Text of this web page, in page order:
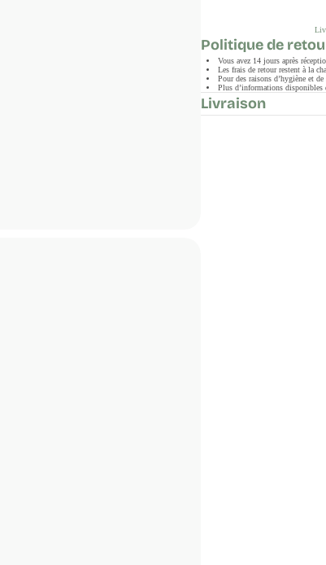
Politique de
Vous avez 14 jours après
Les frais de retour restent à la
Pour des raisons d’hygiène et
Plus d’informations disponibles
Livraison